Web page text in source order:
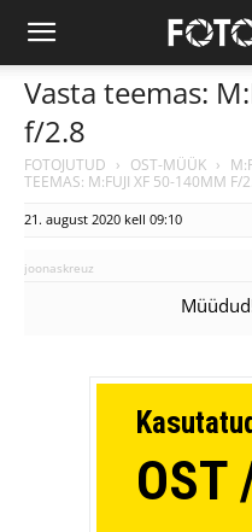
Vasta teemas:
f/2.8
FOTOJUTUD › OST-MÜÜK ›
TEEMAS: M:FUJI XF 50-140MM F/
21. august 2020 kell 09:10
joonaskreuz